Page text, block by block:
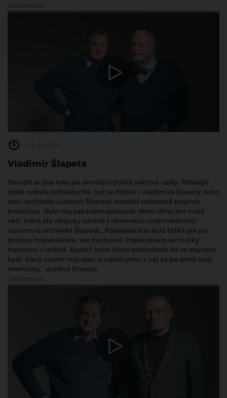
Vladimír Šlapeta
Narodil se dva roky po skončení druhé světové války. Tehdejší
doba nebyla jednoduchá, což se dotklo i Vladimíra Šlapety. Jeho
otec, architekt Lubomír Šlapeta, nesměl svobodně projevit
kreativitu. „Bylo mu zakázáno pracovat. Mohl dělat jen malé
věci, které ale vždycky odvedl s obrovskou zodpovědností,“
vzpomíná architekt Šlapeta. „Padesátá léta byla těžká jak po
stránce hospodářské, tak duchovní. Překonávalo se to díky
harmonii v rodině. Bydleli jsme skoro sedmdesát let ve stejném
bytě, který navrhl můj otec, a odešli jsme z něj až po smrti naší
maminky,“ dodává Šlapeta.